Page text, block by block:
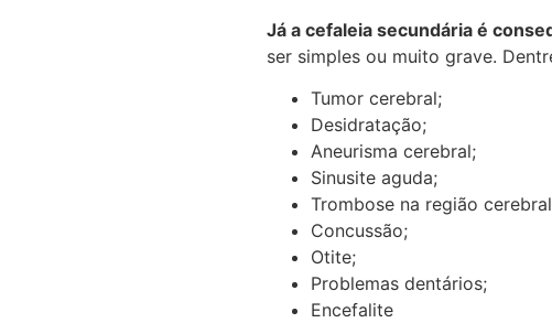
Já a cefaleia secundária é
ser simples ou muito grave.
Tumor cerebral;
Desidratação;
Aneurisma cerebral;
Sinusite aguda;
Trombose na região
Concussão;
Otite;
Problemas dentários;
Encefalite